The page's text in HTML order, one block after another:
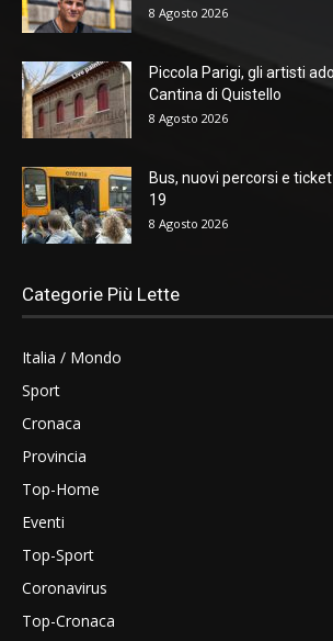
8 Agosto 2026
Piccola Parigi, gli artisti
Cantina di Quistello
8 Agosto 2026
Bus, nuovi percorsi e
19
8 Agosto 2026
Categorie Più Lette
Italia / Mondo
Sport
Cronaca
Provincia
Top-Home
Eventi
Top-Sport
Coronavirus
Top-Cronaca